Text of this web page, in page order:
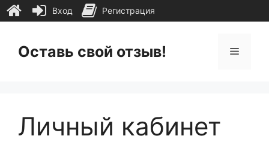
содержимому
Оставь свой отзыв! Меню
Личный кабинет
Вход Регистрация